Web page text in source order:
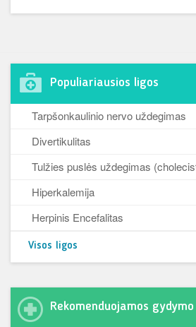
Populiariausios ligos
Tarpšonkaulinio nervo uždegimas
Divertikulitas
Tulžies puslės uždegimas
Hiperkalemija
Herpinis Encefalitas
Visos ligos
Rekomenduojamos